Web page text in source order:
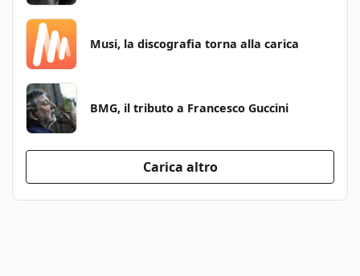
Musi, la discografia torna alla carica
BMG, il tributo a Francesco Guccini
Carica altro